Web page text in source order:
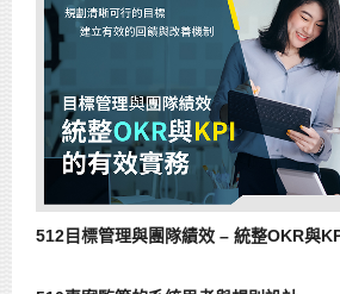
512目標管理與團隊績效 – 統整OKR與